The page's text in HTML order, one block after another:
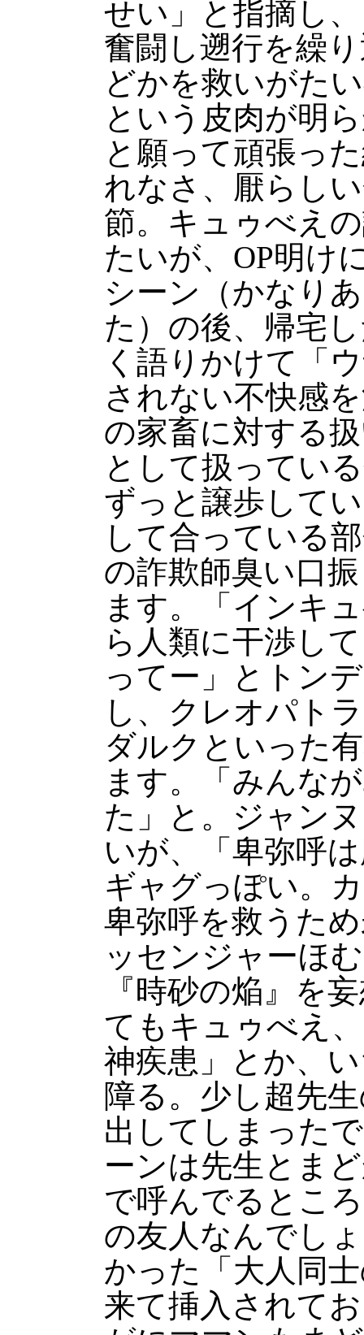
せい」と指摘し
奮闘し遡行を繰
どかを救いがた
という皮肉が明
と願って頑張っ
れなさ、厭らし
節。キュゥべえ
たいが、OP明け
シーン（かなり
た）の後、帰宅
く語りかけて「
されない不快感
の家畜に対する
として扱ってい
ずっと譲歩して
して合っている
の詐欺師臭い口
ます。「インキ
ら人類に干渉し
ってー」とトン
し、クレオパト
ダルクといった
ます。「みんな
た」と。ジャン
いが、「卑弥呼
ギャグっぽい。
卑弥呼を救うた
ッセンジャーほ
『時砂の焔』を
てもキュゥべえ
神疾患」とか、
障る。少し超先
出してしまった
ーンは先生とま
で呼んでるとこ
の友人なんでし
かった「大人同
来て挿入されて